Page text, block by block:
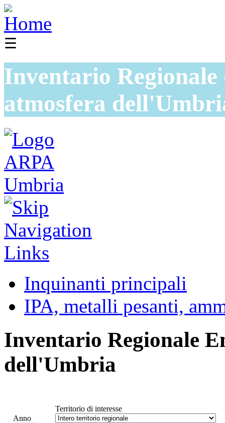
☰
Inventario
atmosfera
Inquinanti principali
IPA, metalli pesanti,
Inventario Regionale
dell'Umbria
Anno
Territorio di interesse